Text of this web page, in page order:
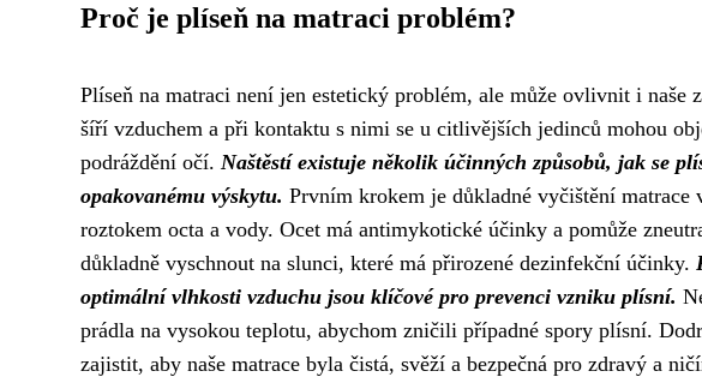
Proč je plíseň na matraci problém?
Plíseň na matraci není jen estetický problém, ale může ovlivnit i naše
šíří vzduchem a při kontaktu s nimi se u citlivějších jedinců mohou
podráždění očí. Naštěstí existuje několik účinných způsobů, jak se
opakovanému výskytu. Prvním krokem je důkladné vyčištění matrace
roztokem octa a vody. Ocet má antimykotické účinky a pomůže
důkladně vyschnout na slunci, které má přirozené dezinfekční účinky.
optimální vlhkosti vzduchu jsou klíčové pro prevenci vzniku plísní.
prádla na vysokou teplotu, abychom zničili případné spory plísní.
zajistit, aby naše matrace byla čistá, svěží a bezpečná pro zdravý a